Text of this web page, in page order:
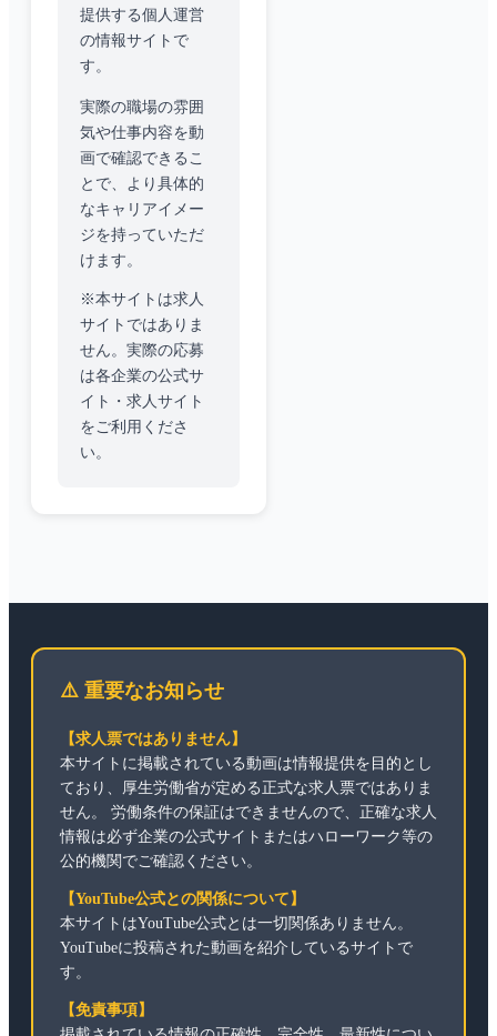
提供する個人運営
の情報サイトで
す。
実際の職場の雰囲
気や仕事内容を動
画で確認できるこ
とで、より具体的
なキャリアイメー
ジを持っていただ
けます。
※本サイトは求人
サイトではありま
せん。実際の応募
は各企業の公式サ
イト・求人サイト
をご利用くださ
い。
⚠️ 重要なお知らせ
【求人票ではありません】
本サイトに掲載されている動画は情報提供を目的とし
ており、厚生労働省が定める正式な求人票ではありま
せん。 労働条件の保証はできませんので、正確な求人
情報は必ず企業の公式サイトまたはハローワーク等の
公的機関でご確認ください。
【YouTube公式との関係について】
本サイトはYouTube公式とは一切関係ありません。
YouTubeに投稿された動画を紹介しているサイトで
す。
【免責事項】